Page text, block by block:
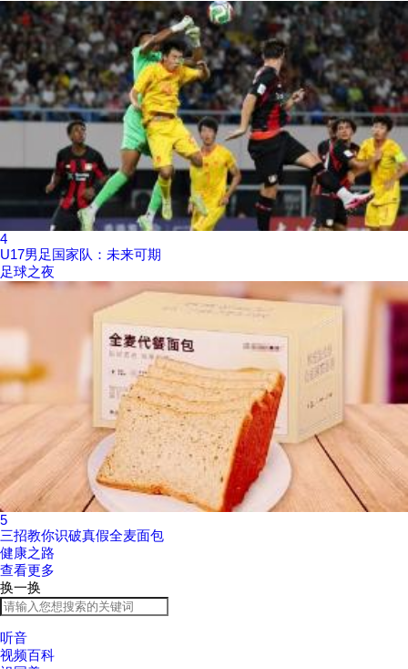
4
U17男足国家队：未来可期
足球之夜
5
三招教你识破真假全麦面包
健康之路
查看更多
换一换
听音
视频百科